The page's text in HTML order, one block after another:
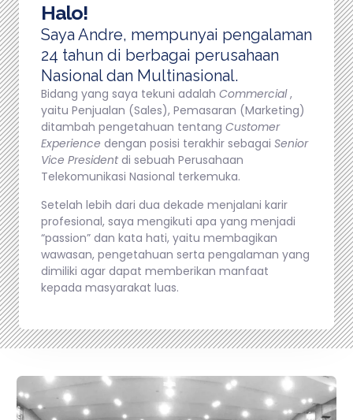
Halo!
Saya Andre, mempunyai pengalaman
24 tahun di berbagai perusahaan
Nasional dan Multinasional.
Bidang yang saya tekuni adalah Commercial,
yaitu Penjualan (Sales), Pemasaran (Marketing)
ditambah pengetahuan tentang Customer
Experience dengan posisi terakhir sebagai Senior
Vice Presidentdi sebuah Perusahaan
Telekomunikasi Nasional terkemuka.
Setelah lebih dari dua dekade menjalani karir
profesional, saya mengikuti apa yang menjadi
“passion” dan kata hati, yaitu membagikan
wawasan, pengetahuan serta pengalaman yang
dimiliki agar dapat memberikan manfaat
kepada masyarakat luas.